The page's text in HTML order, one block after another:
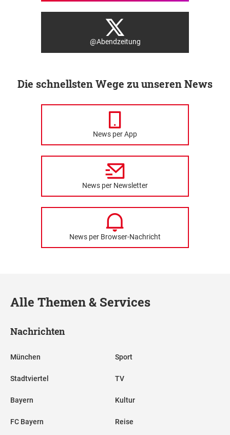
@Abendzeitung
Die schnellsten Wege zu unseren News
News per App
News per Newsletter
News per Browser-Nachricht
Alle Themen & Services
Nachrichten
München
Stadtviertel
Bayern
FC Bayern
Sport
TV
Kultur
Reise